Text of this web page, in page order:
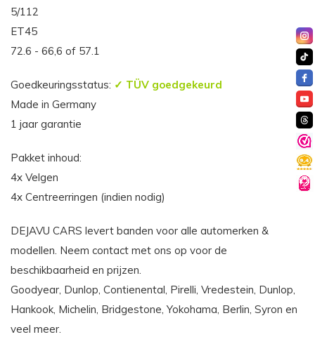
5/112
ET45
72.6 - 66,6 of 57.1
Goedkeuringsstatus: ✓ TÜV goedgekeurd
Made in Germany
1 jaar garantie
Pakket inhoud:
4x Velgen
4x Centreerringen (indien nodig)
DEJAVU CARS levert banden voor alle automerken &
modellen. Neem contact met ons op voor de
beschikbaarheid en prijzen.
Goodyear, Dunlop, Contienental, Pirelli, Vredestein, Dunlop,
Hankook, Michelin, Bridgestone, Yokohama, Berlin, Syron en
veel meer.